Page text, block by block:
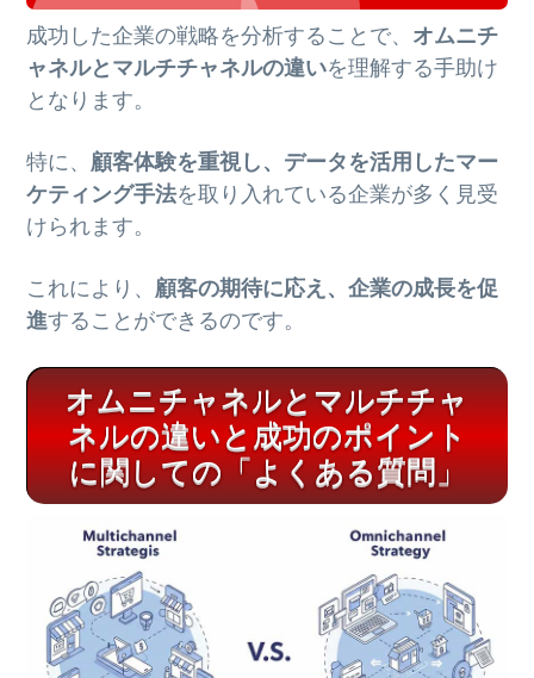
成功した企業の戦略を分析することで、 オムニチ
ャネルとマルチチャネルの違いを理解する手助け
となります。
特に、 顧客体験を重視し、データを活用したマー
ケティング手法を取り入れている企業が多く見受
けられます。
これにより、 顧客の期待に応え、企業の成長を促
進することができるのです。
オムニチャネルとマルチチャ
ネルの違いと成功のポイント
に関しての「よくある質問」